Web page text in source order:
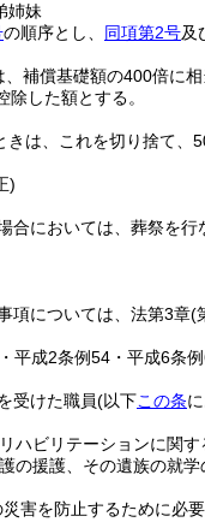
姉妹
の順序とし、 同項第2号及
補償基礎額の400倍に相
した額とする。
は、これを切り捨て
)
合においては、葬祭を
項については、法第3章(
平成2条例54・平成6条
受けた職員(以下この条
ハビリテーションに関
の援護、その遺族の就
害を防止するために必